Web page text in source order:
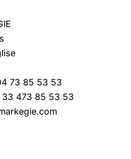
73 85 53 53
473 85 53 53